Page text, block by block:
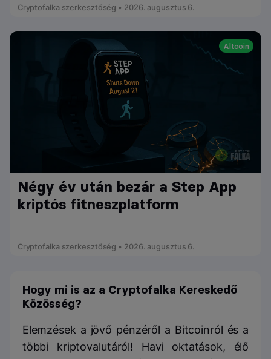
Cryptofalka szerkesztőség • 2026. augusztus 6.
Altcoin
Négy év után bezár a Step App
kriptós fitneszplatform
Cryptofalka szerkesztőség • 2026. augusztus 6.
Hogy mi is az a Cryptofalka Kereskedő
Közösség?
Elemzések a jövő pénzéről a Bitcoinról és a
többi kriptovalutáról! Havi oktatások, élő